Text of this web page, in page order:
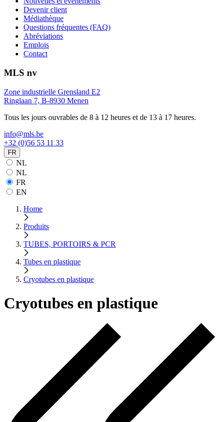
Devenir client
Médiathèque
Questions fréquentes (FAQ)
Abréviations
Emplois
Contact
MLS nv
Zone industrielle Grensland E2
Ringlaan 7, B-8930 Menen
Tous les jours ouvrables de 8 à 12 heures et de 13 à 17 heures.
info@mls.be
+32 (0)56 53 11 33
FR
NL
NL
FR
EN
Home
Produits
TUBES, PORTOIRS & PCR
Tubes en plastique
Cryotubes en plastique
Cryotubes en plastique